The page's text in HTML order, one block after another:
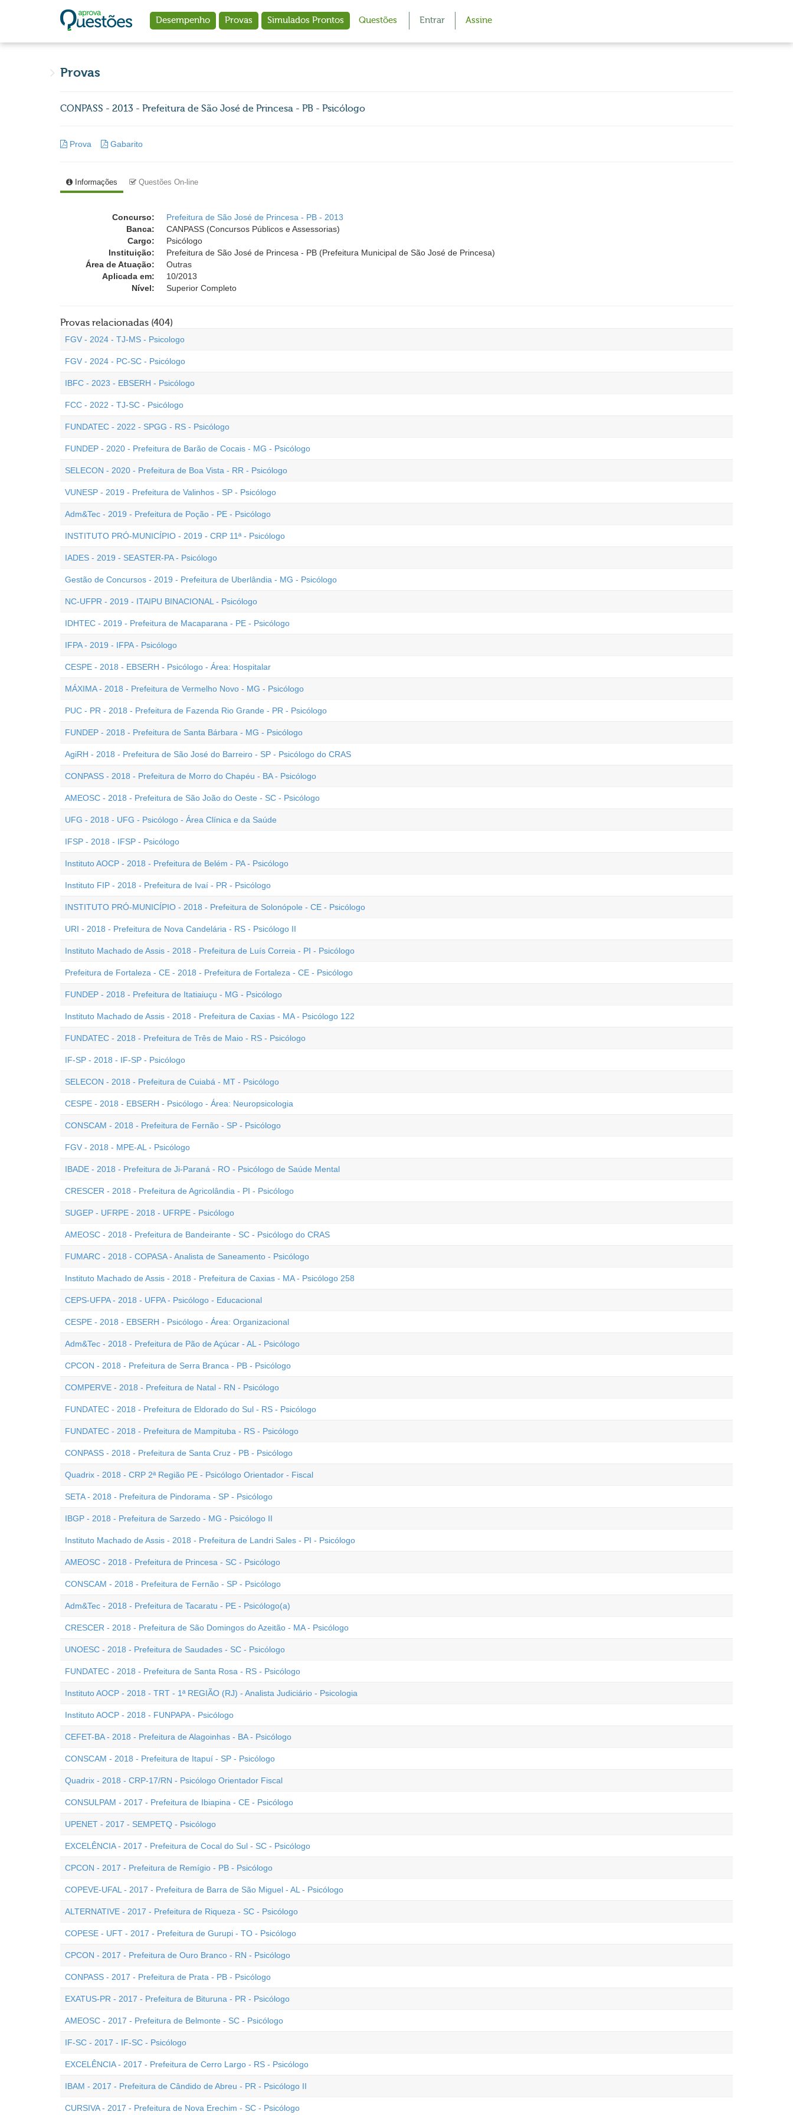
Desempenho Provas Simulados Prontos Questões Entrar Assine
Provas
CONPASS - 2013 - Prefeitura de São José de Princesa - PB - Psicólogo
Prova Gabarito
Informações Questões On-line
Concurso:
Prefeitura de São José de Princesa - PB - 2013
Banca:
CANPASS (Concursos Públicos e Assessorias)
Cargo:
Psicólogo
Instituição:
Prefeitura de São José de Princesa - PB (Prefeitura Municipal de São José de Princesa)
Área de Atuação:
Outras
Aplicada em:
10/2013
Nível:
Superior Completo
Provas relacionadas (404)
FGV - 2024 - TJ-MS - Psicologo
FGV - 2024 - PC-SC - Psicólogo
IBFC - 2023 - EBSERH - Psicólogo
FCC - 2022 - TJ-SC - Psicólogo
FUNDATEC - 2022 - SPGG - RS - Psicólogo
FUNDEP - 2020 - Prefeitura de Barão de Cocais - MG - Psicólogo
SELECON - 2020 - Prefeitura de Boa Vista - RR - Psicólogo
VUNESP - 2019 - Prefeitura de Valinhos - SP - Psicólogo
Adm&Tec - 2019 - Prefeitura de Poção - PE - Psicólogo
INSTITUTO PRÓ-MUNICÍPIO - 2019 - CRP 11ª - Psicólogo
IADES - 2019 - SEASTER-PA - Psicólogo
Gestão de Concursos - 2019 - Prefeitura de Uberlândia - MG - Psicólogo
NC-UFPR - 2019 - ITAIPU BINACIONAL - Psicólogo
IDHTEC - 2019 - Prefeitura de Macaparana - PE - Psicólogo
IFPA - 2019 - IFPA - Psicólogo
CESPE - 2018 - EBSERH - Psicólogo - Área: Hospitalar
MÁXIMA - 2018 - Prefeitura de Vermelho Novo - MG - Psicólogo
PUC - PR - 2018 - Prefeitura de Fazenda Rio Grande - PR - Psicólogo
FUNDEP - 2018 - Prefeitura de Santa Bárbara - MG - Psicólogo
AgiRH - 2018 - Prefeitura de São José do Barreiro - SP - Psicólogo do CRAS
CONPASS - 2018 - Prefeitura de Morro do Chapéu - BA - Psicólogo
AMEOSC - 2018 - Prefeitura de São João do Oeste - SC - Psicólogo
UFG - 2018 - UFG - Psicólogo - Área Clínica e da Saúde
IFSP - 2018 - IFSP - Psicólogo
Instituto AOCP - 2018 - Prefeitura de Belém - PA - Psicólogo
Instituto FIP - 2018 - Prefeitura de Ivaí - PR - Psicólogo
INSTITUTO PRÓ-MUNICÍPIO - 2018 - Prefeitura de Solonópole - CE - Psicólogo
URI - 2018 - Prefeitura de Nova Candelária - RS - Psicólogo II
Instituto Machado de Assis - 2018 - Prefeitura de Luís Correia - PI - Psicólogo
Prefeitura de Fortaleza - CE - 2018 - Prefeitura de Fortaleza - CE - Psicólogo
FUNDEP - 2018 - Prefeitura de Itatiaiuçu - MG - Psicólogo
Instituto Machado de Assis - 2018 - Prefeitura de Caxias - MA - Psicólogo 122
FUNDATEC - 2018 - Prefeitura de Três de Maio - RS - Psicólogo
IF-SP - 2018 - IF-SP - Psicólogo
SELECON - 2018 - Prefeitura de Cuiabá - MT - Psicólogo
CESPE - 2018 - EBSERH - Psicólogo - Área: Neuropsicologia
CONSCAM - 2018 - Prefeitura de Fernão - SP - Psicólogo
FGV - 2018 - MPE-AL - Psicólogo
IBADE - 2018 - Prefeitura de Ji-Paraná - RO - Psicólogo de Saúde Mental
CRESCER - 2018 - Prefeitura de Agricolândia - PI - Psicólogo
SUGEP - UFRPE - 2018 - UFRPE - Psicólogo
AMEOSC - 2018 - Prefeitura de Bandeirante - SC - Psicólogo do CRAS
FUMARC - 2018 - COPASA - Analista de Saneamento - Psicólogo
Instituto Machado de Assis - 2018 - Prefeitura de Caxias - MA - Psicólogo 258
CEPS-UFPA - 2018 - UFPA - Psicólogo - Educacional
CESPE - 2018 - EBSERH - Psicólogo - Área: Organizacional
Adm&Tec - 2018 - Prefeitura de Pão de Açúcar - AL - Psicólogo
CPCON - 2018 - Prefeitura de Serra Branca - PB - Psicólogo
COMPERVE - 2018 - Prefeitura de Natal - RN - Psicólogo
FUNDATEC - 2018 - Prefeitura de Eldorado do Sul - RS - Psicólogo
FUNDATEC - 2018 - Prefeitura de Mampituba - RS - Psicólogo
CONPASS - 2018 - Prefeitura de Santa Cruz - PB - Psicólogo
Quadrix - 2018 - CRP 2ª Região PE - Psicólogo Orientador - Fiscal
SETA - 2018 - Prefeitura de Pindorama - SP - Psicólogo
IBGP - 2018 - Prefeitura de Sarzedo - MG - Psicólogo II
Instituto Machado de Assis - 2018 - Prefeitura de Landri Sales - PI - Psicólogo
AMEOSC - 2018 - Prefeitura de Princesa - SC - Psicólogo
CONSCAM - 2018 - Prefeitura de Fernão - SP - Psicólogo
Adm&Tec - 2018 - Prefeitura de Tacaratu - PE - Psicólogo(a)
CRESCER - 2018 - Prefeitura de São Domingos do Azeitão - MA - Psicólogo
UNOESC - 2018 - Prefeitura de Saudades - SC - Psicólogo
FUNDATEC - 2018 - Prefeitura de Santa Rosa - RS - Psicólogo
Instituto AOCP - 2018 - TRT - 1ª REGIÃO (RJ) - Analista Judiciário - Psicologia
Instituto AOCP - 2018 - FUNPAPA - Psicólogo
CEFET-BA - 2018 - Prefeitura de Alagoinhas - BA - Psicólogo
CONSCAM - 2018 - Prefeitura de Itapuí - SP - Psicólogo
Quadrix - 2018 - CRP-17/RN - Psicólogo Orientador Fiscal
CONSULPAM - 2017 - Prefeitura de Ibiapina - CE - Psicólogo
UPENET - 2017 - SEMPETQ - Psicólogo
EXCELÊNCIA - 2017 - Prefeitura de Cocal do Sul - SC - Psicólogo
CPCON - 2017 - Prefeitura de Remígio - PB - Psicólogo
COPEVE-UFAL - 2017 - Prefeitura de Barra de São Miguel - AL - Psicólogo
ALTERNATIVE - 2017 - Prefeitura de Riqueza - SC - Psicólogo
COPESE - UFT - 2017 - Prefeitura de Gurupi - TO - Psicólogo
CPCON - 2017 - Prefeitura de Ouro Branco - RN - Psicólogo
CONPASS - 2017 - Prefeitura de Prata - PB - Psicólogo
EXATUS-PR - 2017 - Prefeitura de Bituruna - PR - Psicólogo
AMEOSC - 2017 - Prefeitura de Belmonte - SC - Psicólogo
IF-SC - 2017 - IF-SC - Psicólogo
EXCELÊNCIA - 2017 - Prefeitura de Cerro Largo - RS - Psicólogo
IBAM - 2017 - Prefeitura de Cândido de Abreu - PR - Psicólogo II
CURSIVA - 2017 - Prefeitura de Nova Erechim - SC - Psicólogo